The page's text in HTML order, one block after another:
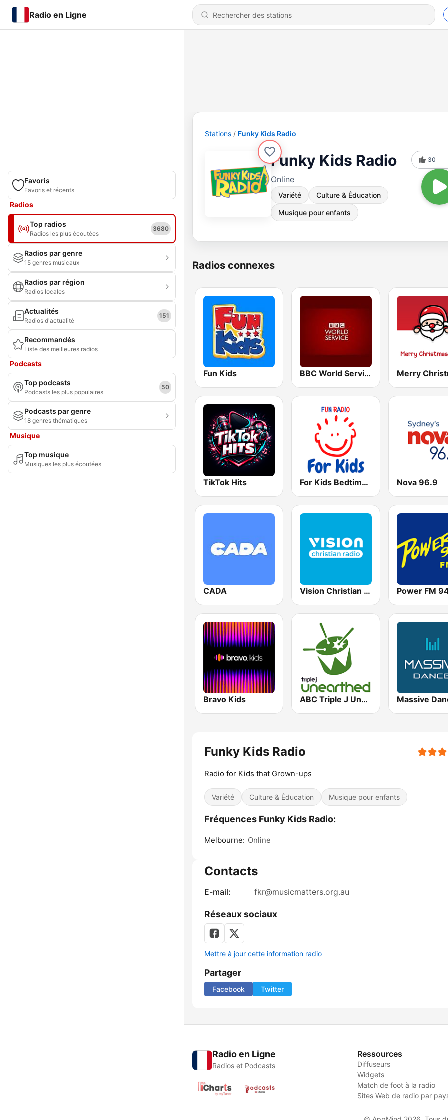
Radio en Ligne
Favoris
Favoris et récents
Radios
Top radios
Radios les plus écoutées
3680
Radios par genre
15 genres musicaux
Radios par région
Radios locales
Actualités
Radios d'actualité
151
Recommandés
Liste des meilleures radios
Podcasts
Top podcasts
Podcasts les plus populaires
50
Podcasts par genre
18 genres thématiques
Musique
Top musique
Musiques les plus écoutées
Stations Funky Kids Radio
Funky Kids Radio
Online
Variété Culture & Éducation
Musique pour enfants
30
Radios connexes
Fun Kids BBC World Service
TikTok Hits For Kids Bedtime Stories Nova 96.9
CADA Vision Christian Radio Power FM
Bravo Kids ABC Triple J Unearthed Massive
Funky Kids Radio
Radio for Kids that Grown-ups
Variété Culture & Éducation Musique pour enfants
Fréquences Funky Kids Radio:
Melbourne: Online
Contacts
E-mail: fkr@musicmatters.org.au
Réseaux sociaux
Mettre à jour cette information radio
Partager
Facebook Twitter
Radio en Ligne
Radios et Podcasts
Ressources
Diffuseurs
Widgets
Match de foot à la radio
Sites Web de radio par